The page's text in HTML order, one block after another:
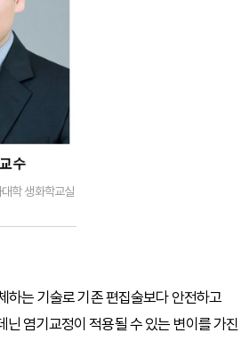
학 생화학교실
하는 기술로 기존 편집술보다 안전하고
염기교정이 적용될 수 있는 변이를 가진